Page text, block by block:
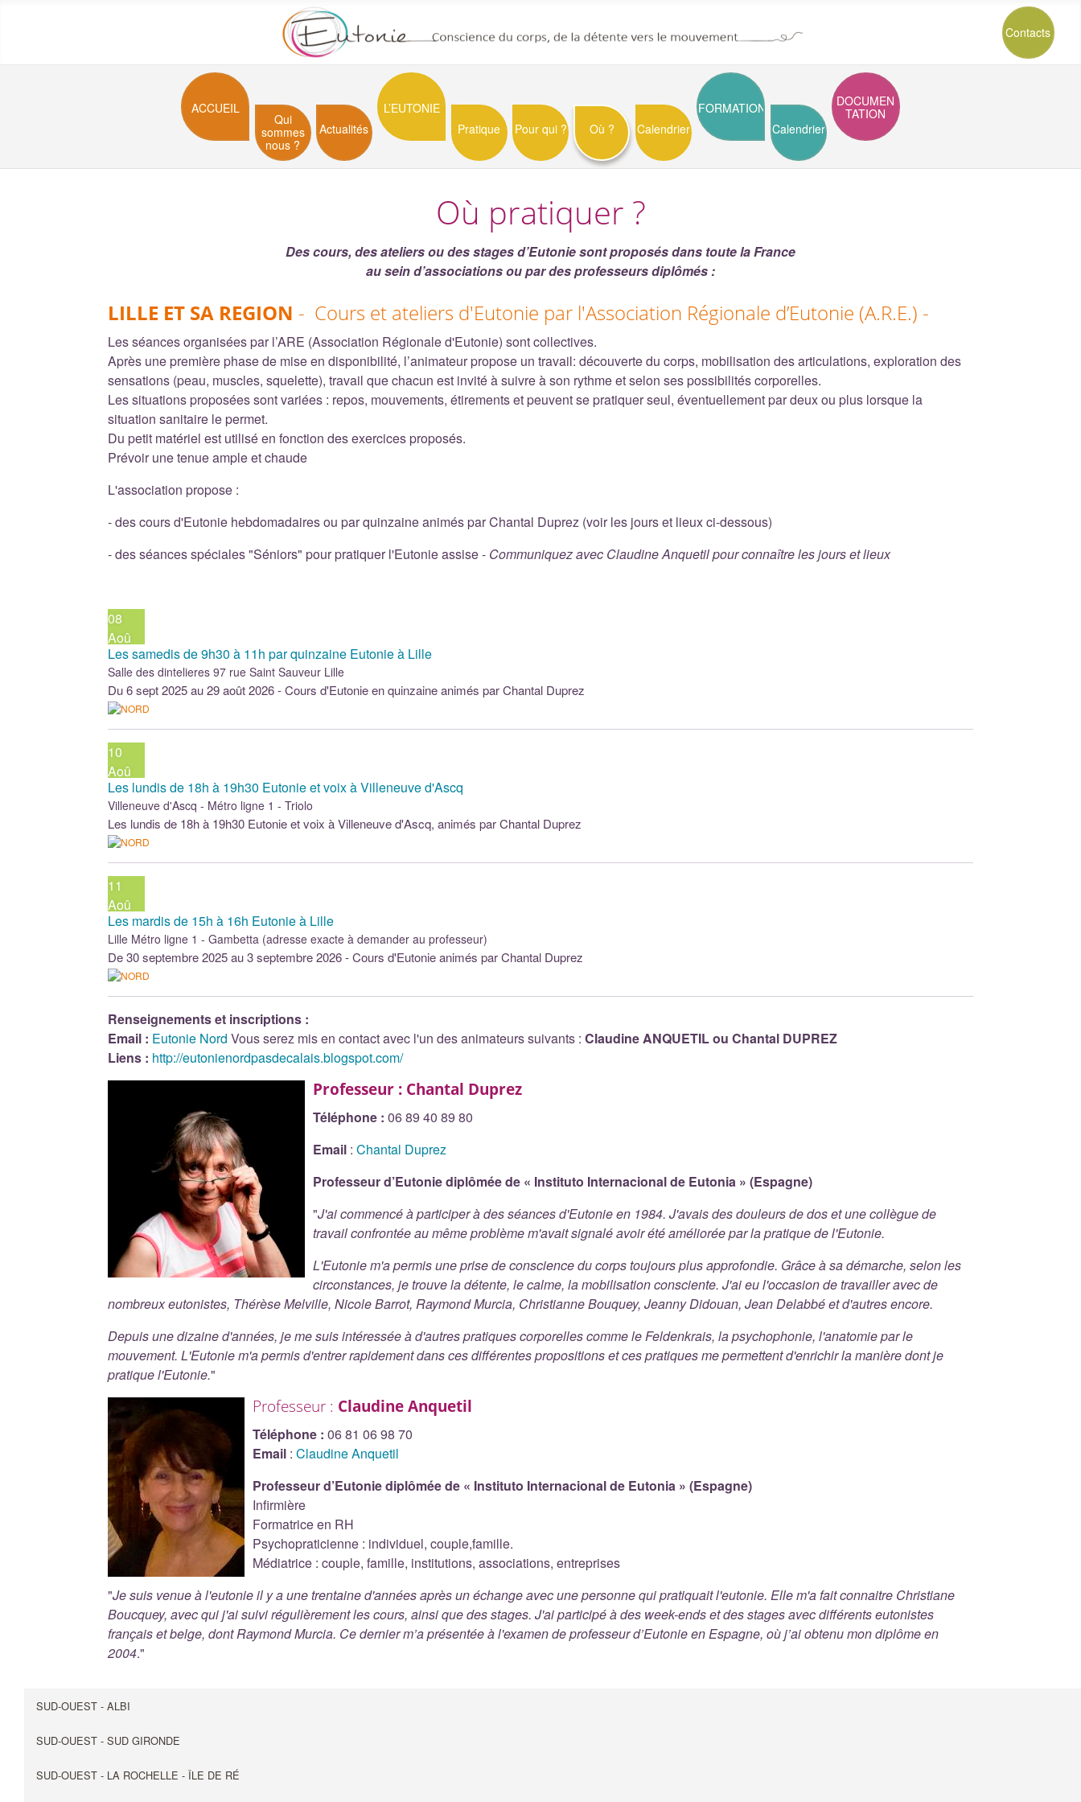
Contacts
ACCUEIL
Qui
sommes
nous ?
Actualités
L’EUTONIE
Pratique
Pour qui ? Où ? Calendrier
FORMATION
Calendrier
DOCUMEN
TATION
Où pratiquer ?
Des cours, des ateliers ou des stages d’Eutonie sont proposés dans toute la France
au sein d’associations ou par des professeurs diplômés :
SUD-OUEST - ALBI
SUD-OUEST - SUD GIRONDE
SUD-OUEST - LA ROCHELLE - ÎLE DE RÉ
LILLE ET SA REGION - Cours et ateliers d'Eutonie par l'Association Régionale d’Eutonie (A.R.E.) -
Les séances organisées par l’ARE (Association Régionale d'Eutonie) sont collectives.
Après une première phase de mise en disponibilité, l’animateur propose un travail: découverte du corps, mobilisation des articulations, exploration des
sensations (peau, muscles, squelette), travail que chacun est invité à suivre à son rythme et selon ses possibilités corporelles.
Les situations proposées sont variées : repos, mouvements, étirements et peuvent se pratiquer seul, éventuellement par deux ou plus lorsque la
situation sanitaire le permet.
Du petit matériel est utilisé en fonction des exercices proposés.
Prévoir une tenue ample et chaude
L'association propose :
- des cours d'Eutonie hebdomadaires ou par quinzaine animés par Chantal Duprez (voir les jours et lieux ci-dessous)
- des séances spéciales "Séniors" pour pratiquer l'Eutonie assise - Communiquez avec Claudine Anquetil pour connaître les jours et lieux
08
Aoû
Les samedis de 9h30 à 11h par quinzaine Eutonie à Lille
Salle des dintelieres 97 rue Saint Sauveur Lille
Du 6 sept 2025 au 29 août 2026 - Cours d'Eutonie en quinzaine animés par Chantal Duprez
10
Aoû
Les lundis de 18h à 19h30 Eutonie et voix à Villeneuve d'Ascq
Villeneuve d'Ascq - Métro ligne 1 - Triolo
Les lundis de 18h à 19h30 Eutonie et voix à Villeneuve d'Ascq, animés par Chantal Duprez
11
Aoû
Les mardis de 15h à 16h Eutonie à Lille
Lille Métro ligne 1 - Gambetta (adresse exacte à demander au professeur)
De 30 septembre 2025 au 3 septembre 2026 - Cours d'Eutonie animés par Chantal Duprez
Renseignements et inscriptions :
Email : Eutonie NordVous serez mis en contact avec l'un des animateurs suivants :Claudine ANQUETILouChantal DUPREZ
Liens : http://eutonienordpasdecalais.blogspot.com/
Professeur : Chantal Duprez
Téléphone : 06 89 40 89 80
Email :Chantal Duprez
Professeur d’Eutonie diplômée de « Instituto Internacional de Eutonia » (Espagne)
"J'ai commencé à participer à des séances d'Eutonie en 1984. J'avais des douleurs de dos et une collègue de
travail confrontée au même problème m'avait signalé avoir été améliorée par la pratique de l'Eutonie.
L'Eutonie m'a permis une prise de conscience du corps toujours plus approfondie. Grâce à sa démarche, selon les
circonstances, je trouve la détente, le calme, la mobilisation consciente. J'ai eu l'occasion de travailler avec de
nombreux eutonistes, Thérèse Melville, Nicole Barrot, Raymond Murcia, Christianne Bouquey, Jeanny Didouan, Jean Delabbé et d'autres encore.
Depuis une dizaine d'années, je me suis intéressée à d'autres pratiques corporelles comme le Feldenkrais, la psychophonie, l'anatomie par le
mouvement. L'Eutonie m'a permis d'entrer rapidement dans ces différentes propositions et ces pratiques me permettent d'enrichir la manière dont je
pratique l'Eutonie."
Professeur : Claudine Anquetil
Téléphone : 06 81 06 98 70
Email :Claudine Anquetil
Professeur d’Eutonie diplômée de « Instituto Internacional de Eutonia » (Espagne)
Infirmière
Formatrice en RH
Psychopraticienne : individuel, couple,famille.
Médiatrice : couple, famille, institutions, associations, entreprises
"Je suis venue à l'eutonie il y a une trentaine d'années après un échange avec une personne qui pratiquait l'eutonie. Elle m'a fait connaitre Christiane
Boucquey, avec qui j'ai suivi régulièrement les cours, ainsi que des stages. J'ai participé à des week-ends et des stages avec différents eutonistes
français et belge, dont Raymond Murcia. Ce dernier m’a présentée à l'examen de professeur d’Eutonie en Espagne, où j’ai obtenu mon diplôme en
2004."